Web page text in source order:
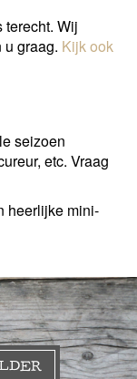
Wij
graag. Kijk ook
seizoen
etc. Vraag
heerlijke mini-